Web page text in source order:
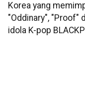
Korea yang
"Oddinary", "Proof"
idola K-pop